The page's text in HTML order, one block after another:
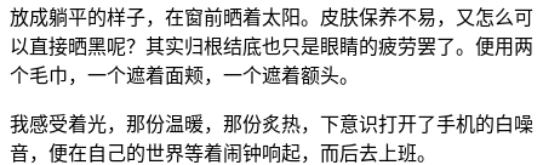
放成躺平的样子，在窗前晒着太阳。皮肤保养不易，又怎么可
以直接晒黑呢？其实归根结底也只是眼睛的疲劳罢了。便用两
个毛巾，一个遮着面颊，一个遮着额头。
我感受着光，那份温暖，那份炙热，下意识打开了手机的白噪
音，便在自己的世界等着闹钟响起，而后去上班。